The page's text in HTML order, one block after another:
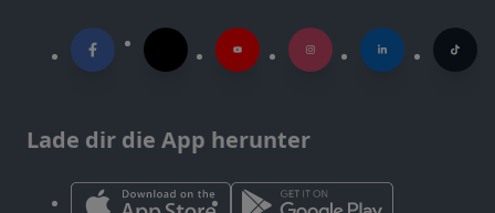
Lade dir die App herunter